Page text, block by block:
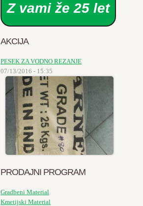
Z vami že 25 let
AKCIJA
PESEK ZA VODNO REZANJE
07/13/2016 - 15:35
PRODAJNI PROGRAM
Gradbeni Material
Kmetijski Material